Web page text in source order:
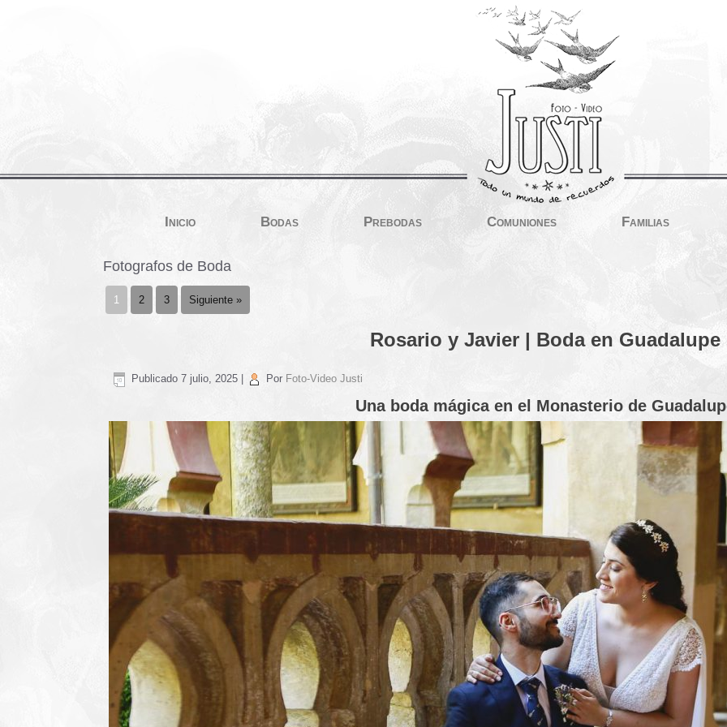
Inicio Bodas Prebodas Comuniones Familias
Fotografos de Boda
1 2 3 Siguiente »
Rosario y Javier | Boda en Guadalupe
Publicado 7 julio, 2025 Por Foto-Video Justi
Una boda mágica en el Monasterio de